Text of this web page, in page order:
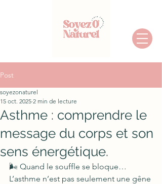
Post
Asthme : comprendre le
message du corps et son
sens énergétique.
soyezonaturel
15 oct. 2025 2 min de lecture
🌬️ Quand le souffle se bloque…
L’asthme n’est pas seulement une gêne